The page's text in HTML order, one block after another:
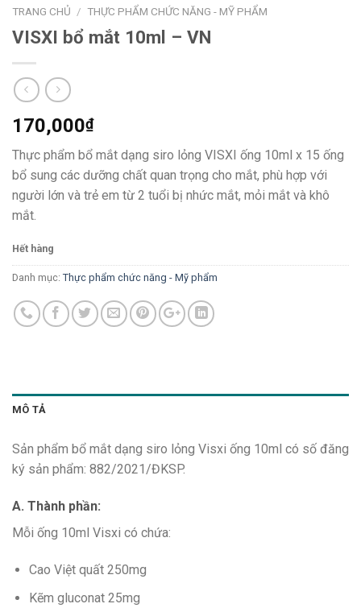
TRANG CHỦ / THỰC PHẨM CHỨC NĂNG - MỸ PHẨM
VISXI bổ mắt 10ml – VN
170,000₫
Thực phẩm bổ mắt dạng siro lỏng VISXI ống 10ml x 15 ống
bổ sung các dưỡng chất quan trọng cho mắt, phù hợp với
người lớn và trẻ em từ 2 tuổi bị nhức mắt, mỏi mắt và khô
mắt.
Hết hàng
Danh mục: Thực phẩm chức năng - Mỹ phẩm
MÔ TẢ
Sản phẩm bổ mắt dạng siro lỏng Visxi ống 10ml có số đăng
ký sản phẩm: 882/2021/ĐKSP.
A. Thành phần:
Mỗi ống 10ml Visxi có chứa:
Cao Việt quất 250mg
Kẽm gluconat 25mg